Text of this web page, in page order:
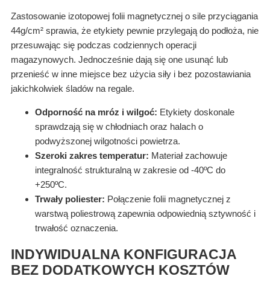
Zastosowanie izotopowej folii magnetycznej o sile przyciągania
44g/cm² sprawia, że etykiety pewnie przylegają do podłoża, nie
przesuwając się podczas codziennych operacji
magazynowych. Jednocześnie dają się one usunąć lub
przenieść w inne miejsce bez użycia siły i bez pozostawiania
jakichkolwiek śladów na regale.
Odporność na mróz i wilgoć: Etykiety doskonale
sprawdzają się w chłodniach oraz halach o
podwyższonej wilgotności powietrza.
Szeroki zakres temperatur: Materiał zachowuje
integralność strukturalną w zakresie od -40ºC do
+250ºC.
Trwały poliester: Połączenie folii magnetycznej z
warstwą poliestrową zapewnia odpowiednią sztywność i
trwałość oznaczenia.
INDYWIDUALNA KONFIGURACJA
BEZ DODATKOWYCH KOSZTÓW